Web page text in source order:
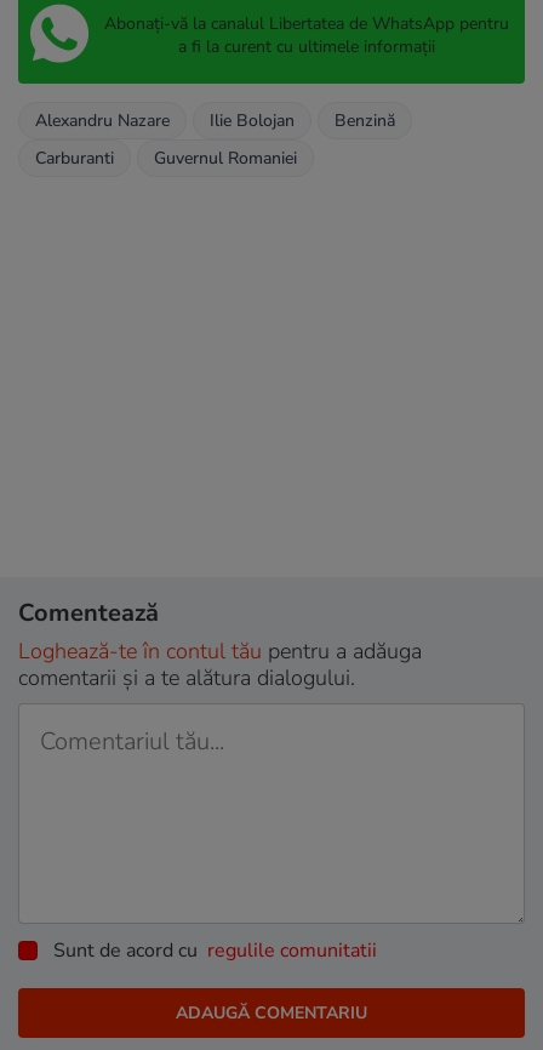
Abonați-vă la canalul Libertatea de WhatsApp pentru
a fi la curent cu ultimele informații
Alexandru Nazare Ilie Bolojan
Benzină
Carburanti
Guvernul Romaniei
Comentează
Loghează-te în contul tău pentru a adăuga
comentarii și a te alătura dialogului.
Sunt de acord cu regulile comunitatii